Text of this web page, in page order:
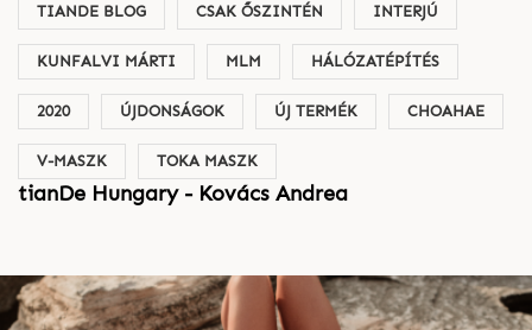
TIANDE BLOG CSAK ŐSZINTÉN INTERJÚ
KUNFALVI MÁRTI MLM HÁLÓZATÉPÍTÉS
2020 ÚJDONSÁGOK ÚJ TERMÉK CHOAHAE
V-MASZK TOKA MASZK
tianDe Hungary - Kovács Andrea